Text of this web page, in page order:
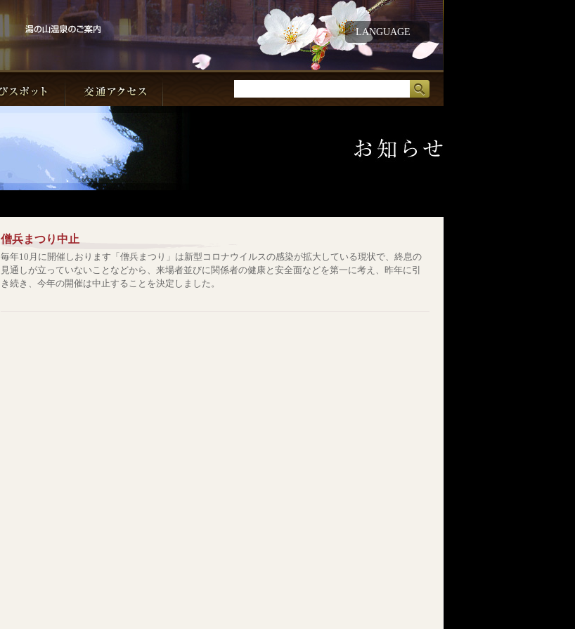
LANGUAGE
僧兵まつり中止
毎年10月に開催しおります「僧兵まつり」は新型コロナウイルスの感染が拡大している現状で、終息の
見通しが立っていないことなどから、来場者並びに関係者の健康と安全面などを第一に考え、昨年に引
き続き、今年の開催は中止することを決定しました。